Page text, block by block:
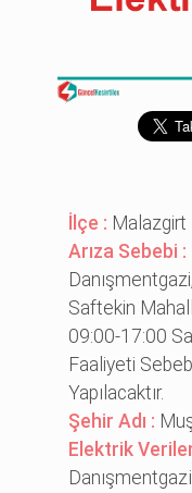
İlçe : Malazgirt
Arıza Sebebi :
Saftekin
09:00-17:00
Faaliyeti
Yapılacaktır.
Şehir Adı :
Elektrik
Danışmentgazi̇